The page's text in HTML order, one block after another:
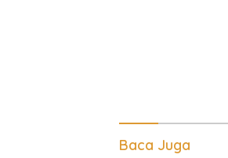
Baca Juga